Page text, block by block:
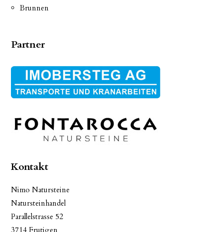
Brunnen
Partner
Kontakt
Nimo Natursteine
Natursteinhandel
Parallelstrasse 52
3714 Frutigen